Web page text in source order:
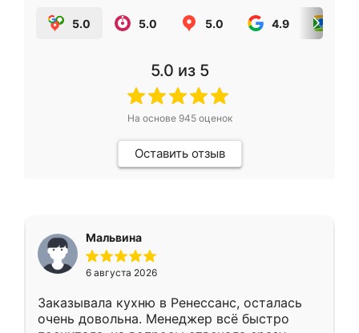
5.0 5.0 5.0 4.9
5.0 из 5
На основе 945оценок
Оставить отзыв
Мальвина
6 августа 2026
Заказывала кухню в Ренессанс, осталась
очень довольна. Менеджер всё быстро